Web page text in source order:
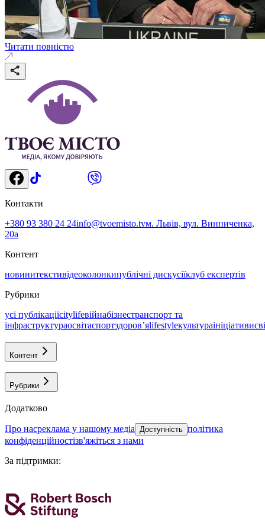
Читати повністю
Контакти
+380 93 380 24 24info@tvoemisto.tvм. Львів, вул. Винниченка,
20а
Контент
новинитекстивідеоколонкипублічні дискусіїклуб експертів
Рубрики
усі публікаціїcitylifeвійнабізнестранспорт та
інфраструктураосвітаспортздоровʼяlifestyleкультураініціативи
Контент
Рубрики
Додатково
про насреклама у нашому медіа Доступність політика
конфіденційностізв'яжіться з нами
За підтримки: